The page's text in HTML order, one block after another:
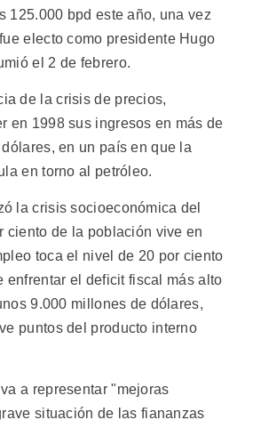
125.000 bpd este año, una vez
electo como presidente Hugo
el 2 de febrero.
de la crisis de precios,
en 1998 sus ingresos en más de
en un país en que la
en torno al petróleo.
la crisis socioeconómica del
ciento de la población vive en
toca el nivel de 20 por ciento
enfrentar el deficit fiscal más alto
9.000 millones de dólares,
puntos del producto interno
a representar "mejoras
situación de las fiananzas